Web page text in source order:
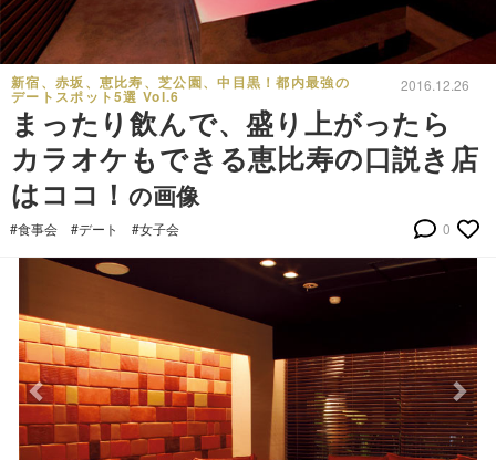
新宿、赤坂、恵比寿、芝公園、中目黒！都内最強の
デートスポット5選 Vol.6
2016.12.26
まったり飲んで、盛り上がったら
カラオケもできる恵比寿の口説き店
はココ！の画像
#食事会 #デート #女子会 0